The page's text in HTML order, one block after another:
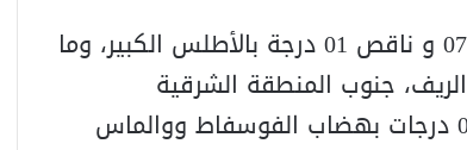
وستتراوح درجات الحرارة الدنيا ما بين ناقص 07 و ناقص 01 درجة بالأطلس الكبير، وما
الريف، جنوب المنطقة الشرقية
وبالسفوح الجنوبية الشرقية، وما بين 04 و 07 درجات بهضاب الفوسفاط ووالماس